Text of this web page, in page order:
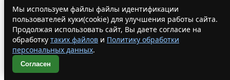
Заказать звонок
Челябинск, Молодогвардейцев, 56,
+7 (351) 742 15 75,
+7 (351) 742 16 76
Город:
© 2026 ООО Арбуз
Мы используем файлы файлы идентификации
пользователей куки(cookie) для улучшения работы сайта.
Продолжая использовать сайт, Вы даете согласие на
обработку таких файлов и Политику обработки
персональных данных.
Согласен